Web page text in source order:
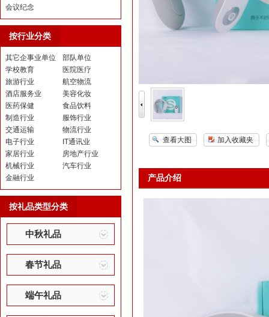
会议纪念
按行业分类
其它企事业单位
部队单位
学校教育
医院医疗
旅游行业
航空物流
酒店服务业
美容化妆
医药保健
食品饮料
制造行业
服饰行业
交通运输
物流行业
电子行业
IT通讯业
家居行业
房地产行业
机械行业
汽车行业
金融行业
按礼品类型分类
中秋礼品
春节礼品
端午礼品
查看大图 加入收藏夹
产品介绍